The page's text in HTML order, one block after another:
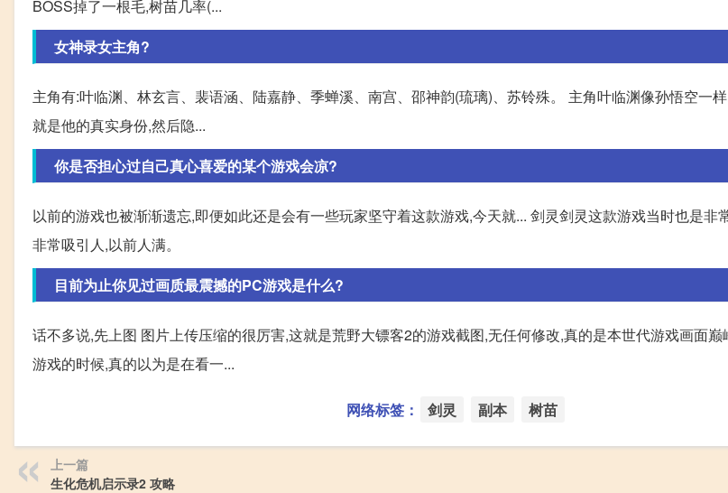
BOSS掉了一根毛,树苗几率(...
女神录女主角?
主角有:叶临渊、林玄言、裴语涵、陆嘉静、季蝉溪、南宫、邵神韵(琉璃)、苏铃殊。 主角叶临渊像孙悟空一
就是他的真实身份,然后隐...
你是否担心过自己真心喜爱的某个游戏会凉?
以前的游戏也被渐渐遗忘,即便如此还是会有一些玩家坚守着这款游戏,今天就... 剑灵剑灵这款游戏当时也是非
非常吸引人,以前人满。
目前为止你见过画质最震撼的PC游戏是什么?
话不多说,先上图 图片上传压缩的很厉害,这就是荒野大镖客2的游戏截图,无任何修改,真的是本世代游戏画面
游戏的时候,真的以为是在看一...
网络标签： 剑灵 副本 树苗
上一篇
生化危机启示录2 攻略